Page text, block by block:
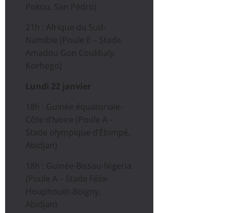
Pokou, San Pédro)
21h : Afrique du Sud-
Namibie (Poule E – Stade
Amadou Gon Coulibaly,
Korhogo)
Lundi 22 janvier
18h : Guinée équatoriale-
Côte d’Ivoire (Poule A –
Stade olympique d’Ébimpé,
Abidjan)
18h : Guinée-Bissau-Nigeria
(Poule A – Stade Félix-
Houphouët-Boigny,
Abidjan)